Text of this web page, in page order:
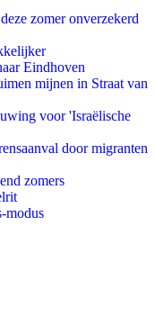
zomer onverzekerd
Eindhoven
mijnen in Straat van
voor 'Israëlische
door migranten
zomers
modus